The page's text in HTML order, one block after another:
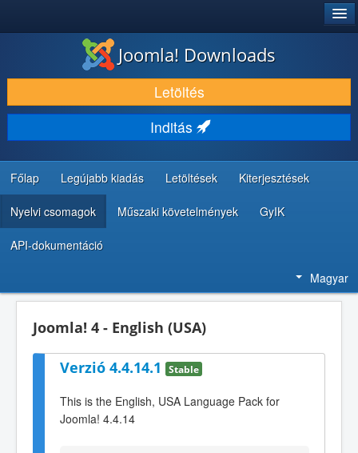
LETÖLTÉS ÉS KITERJESZTÉS
FEDEZZE FEL ÉS TANULJA MEG
KÖZÖSSÉG ÉS TÁMOGATÁS
FEJLESZTŐI ERŐFORRÁSOK
Joomla! Downloads
Letöltés
Inditás
Főlap Legújabb kiadás Letöltések Kiterjesztések
Nyelvi csomagok Műszaki követelmények GyIK
API-dokumentáció
Magyar
Joomla! 4 - English (USA)
Verzió 4.4.14.1 Stable
This is the English, USA Language Pack for
Joomla! 4.4.14